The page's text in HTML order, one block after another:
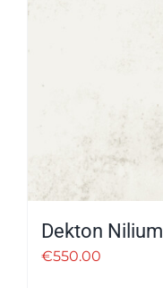
Dekton Nilium
€550.00